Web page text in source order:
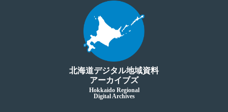
北海道デジタル地域資料
アーカイブズ
Hokkaido Regional
Digital Archives